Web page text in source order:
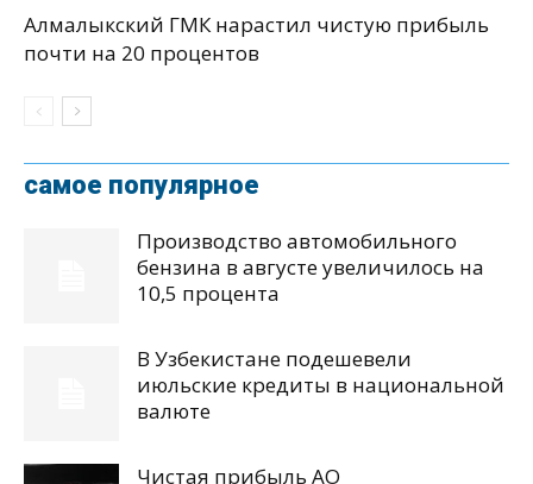
Алмалыкский ГМК нарастил чистую прибыль
почти на 20 процентов
самое популярное
Производство автомобильного
бензина в августе увеличилось на
10,5 процента
В Узбекистане подешевели
июльские кредиты в национальной
валюте
Чистая прибыль АО